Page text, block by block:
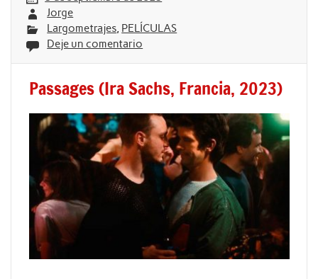
Jorge
Largometrajes, PELÍCULAS
Deje un comentario
Passages (Ira Sachs, Francia, 2023)